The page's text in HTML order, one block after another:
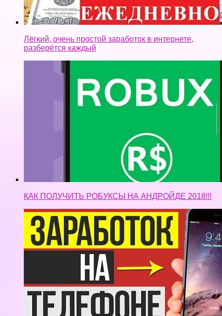
Лёгкий, очень простой заработок в интернете,
разберётся каждый
КАК ПОЛУЧИТЬ РОБУКСЫ НА АНДРОЙДЕ 2018!!!